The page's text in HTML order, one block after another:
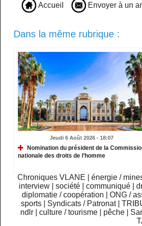
Accueil Envoyer à un
Dans la même rubrique :
Jeudi 6 Août 2026 - 18:07
Nomination du président de la
nationale des droits de l’homme
Chroniques VLANE énergie /
interview
|société |communiqué |
diplomatie / coopération
ONG /
sports
Syndicats / Patronat
ndlr
|culture / tourisme pêche